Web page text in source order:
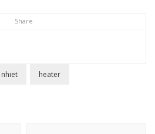
Share
nhiet heater